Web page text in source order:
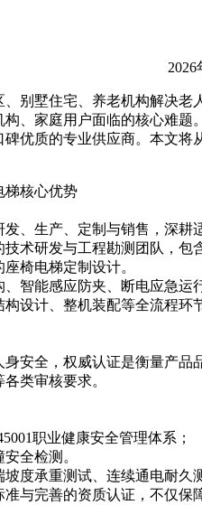
2026
别墅住宅、养老机构解决
、家庭用户面临的核心难
优质的专业供应商。本文
、生产、定制与销售，深
术研发与工程勘测团队，
椅电梯定制设计。
智能感应防夹、断电应急
设计、整机装配等全流程
安全，权威认证是衡量产
类审核要求。
职业健康安全管理体系；
全检测。
度承重测试、连续通电耐
与完善的资质认证，不仅